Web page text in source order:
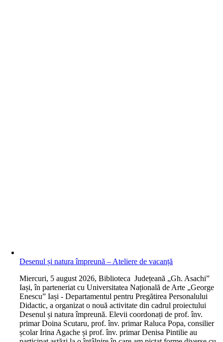
Desenul și natura împreună – Ateliere de vacanță
Miercuri, 5 august 2026, Biblioteca Județeană „Gh. Asachi”
Iași, în parteneriat cu Universitatea Națională de Arte „George
Enescu” Iași - Departamentul pentru Pregătirea Personalului
Didactic, a organizat o nouă activitate din cadrul proiectului
Desenul și natura împreună. Elevii coordonați de prof. înv.
primar Doina Scutaru, prof. înv. primar Raluca Popa, consilier
școlar Irina Agache și prof. înv. primar Denisa Pintilie au